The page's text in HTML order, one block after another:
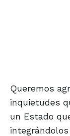
Queremos
inquietudes
un Estado